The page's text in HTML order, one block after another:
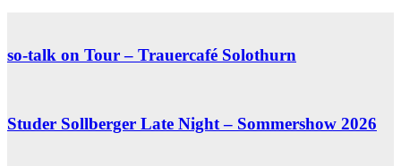
so-talk on Tour – Trauercafé Solothurn
Studer Sollberger Late Night – Sommershow 2026